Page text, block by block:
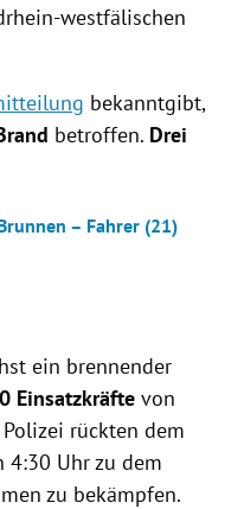
westfälischen
bekanntgibt,
betroffen. Drei
– Fahrer (21)
ein brennender
Einsatzkräfte von
rückten dem
4:30 Uhr zu dem
zu bekämpfen.